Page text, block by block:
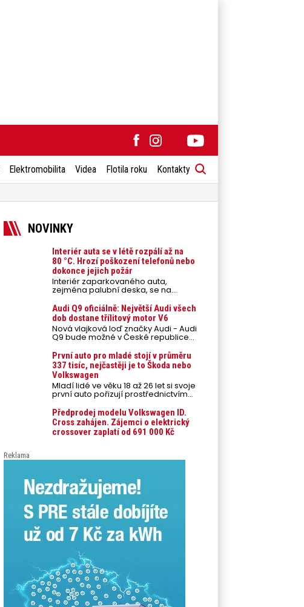
Elektromobilita Videa Flotila roku Kontakty
NOVINKY
Interiér auta se v létě rozpálí až na
80 °C. Hrozí poškození telefonů nebo
dokonce jejich požár
Interiér zaparkovaného auta,
zejména palubní deska, se na
přímém slunci může během letních
veder rozpálit až na 80 °C. Takové
teploty představují nebezpečí pro
odložené mobilní telefony,
powerbanky nebo notebooky. Můžou
urychlit stárnutí baterií, poškodit
případech i zvýšit riziko požáru.
Audi Q9 oficiálně: Největší Audi všech
dob dostane třílitový motor V6
Nová vlajková loď značky Audi - Audi
Q9 bude možné v České republice
objednávat od prvního srpnového
týdne 2026, kde budou oznámeny
také české ceny.
První auto pro mladé stojí v průměru
337 tisíc, nejčastěji je to Škoda nebo
Volkswagen
Mladí lidé ve věku 18 až 26 let si svoje
první auto pořizují prostřednictvím
úvěrového financování jako ojeté. Je
to tak u 93,3 % lidí, jen 6,7 % si pořídí
nové auto. Průměrná pořizovací
cena vozu dosahuje 337 tisíc korun a
průměrná financovaná částka
posledních 10 let (2016–2026).
Předprodej modelu Volkswagen ID.
Cross zahájen. Zájemci o elektrický
crossover zaplatí od 691 000 Kč
Reklama